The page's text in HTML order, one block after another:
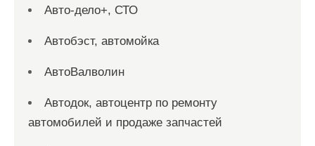
Авто-дело+, СТО
Автобэст, автомойка
АвтоВалволин
Автодок, автоцентр по ремонту
автомобилей и продаже запчастей